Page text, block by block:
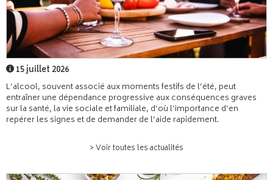
15 juillet 2026
L’alcool, souvent associé aux moments festifs de l’été, peut
entraîner une dépendance progressive aux conséquences graves
sur la santé, la vie sociale et familiale, d’où l’importance d’en
repérer les signes et de demander de l’aide rapidement.
> Voir toutes les actualités